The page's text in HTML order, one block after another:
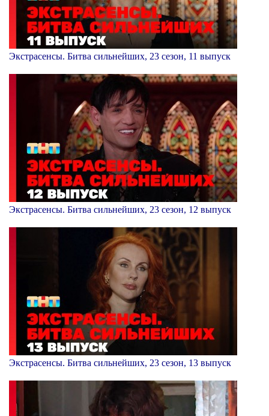
Экстрасенсы. Битва сильнейших, 23 сезон, 11 выпуск
Экстрасенсы. Битва сильнейших, 23 сезон, 12 выпуск
Экстрасенсы. Битва сильнейших, 23 сезон, 13 выпуск